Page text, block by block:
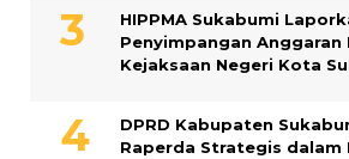
HIPPMA Sukabumi
Penyimpangan Anggaran
Kejaksaan Negeri Kota
DPRD Kabupaten
Raperda Strategis dalam